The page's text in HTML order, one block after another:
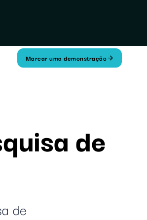
Marcar uma demonstração
de
de